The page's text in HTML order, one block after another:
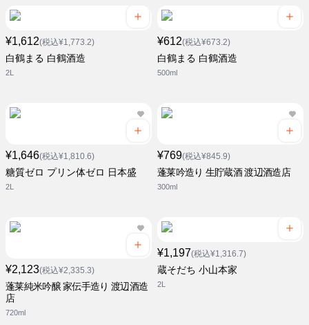
¥1,612(税込¥1,773.2)
白鶴まる 白鶴酒造
2L
¥612(税込¥673.2)
白鶴まる 白鶴酒造
500ml
¥1,646(税込¥1,810.6)
糖質ゼロ プリン体ゼロ 日本盛
2L
¥769(税込¥845.9)
蓬莱吟造り 生貯蔵酒 渡辺酒造店
300ml
¥2,123(税込¥2,335.3)
蓬莱純米吟醸 家伝手造り 渡辺酒造
店
720ml
¥1,197(税込¥1,316.7)
蔵そだち 小山本家
2L